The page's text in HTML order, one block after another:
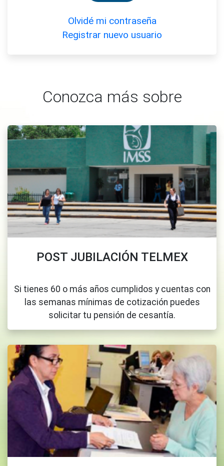
Olvidé mi contraseña
Registrar nuevo usuario
Conozca más sobre
POST JUBILACIÓN TELMEX
Si tienes 60 o más años cumplidos y cuentas con
las semanas mínimas de cotización puedes
solicitar tu pensión de cesantía.